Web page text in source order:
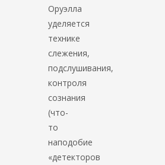
Оруэлла
уделяется
технике
слежения,
подслушивания,
контроля
сознания
(что-
то
наподобие
«детекторов